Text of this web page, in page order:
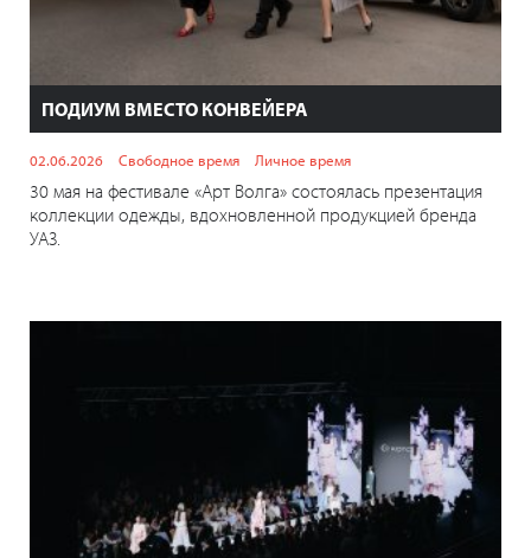
ПОДИУМ ВМЕСТО КОНВЕЙЕРА
02.06.2026 Свободное время Личное время
30 мая на фестивале «Арт Волга» состоялась презентация
коллекции одежды, вдохновленной продукцией бренда
УАЗ.